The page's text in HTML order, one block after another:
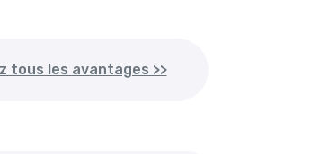
tous les avantages >>